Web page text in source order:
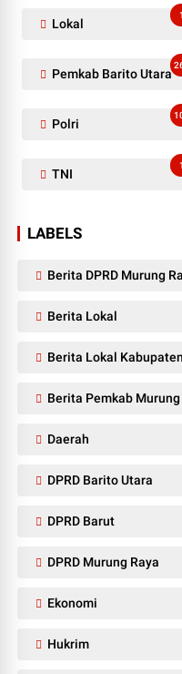
Lokal
1
Pemkab Barito Utara
Polri
TNI
1
LABELS
Berita DPRD Murung
Berita Lokal
Berita Lokal
Berita Pemkab Murung
Daerah
DPRD Barito Utara
DPRD Barut
DPRD Murung Raya
Ekonomi
Hukrim